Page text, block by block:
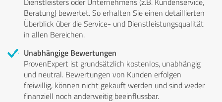
Beratung) bewertet. So erhalten Sie einen detaillierten
Überblick über die Service- und Dienstleistungsqualität
in allen Bereichen.
Unabhängige Bewertungen
ProvenExpert ist grundsätzlich kostenlos, unabhängig
und neutral. Bewertungen von Kunden erfolgen
freiwillig, können nicht gekauft werden und sind weder
finanziell noch anderweitig beeinflussbar.